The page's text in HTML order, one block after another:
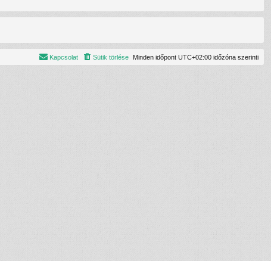
Minden időpont UTC+02:00 időzóna szerinti
Sütik törlése
Kapcsolat